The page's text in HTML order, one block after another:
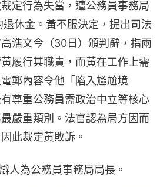
定行為失當，遭公務員事務局
休金。黃不服決定，提出司法
浩文今（30日）頒判辭，指兩
履行其職責，而黃在工作上需
郵內容令他「陷入尷尬境
尊重公務員需政治中立等核心
嚴重類別。法官認為局方因而
此裁定黃敗訴。
人為公務員事務局局長。